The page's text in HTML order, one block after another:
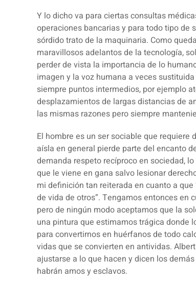
Y lo dicho va para ciertas consultas
operaciones bancarias y para todo tipo de
sórdido trato de la maquinaria. Como
maravillosos adelantos de la tecnología,
perder de vista la importancia de lo
imagen y la voz humana a veces
siempre puntos intermedios, por ejemplo
desplazamientos de largas distancias de
las mismas razones pero siempre
El hombre es un ser sociable que
aísla en general pierde parte del encanto
demanda respeto recíproco en sociedad,
que le viene en gana salvo lesionar
mi definición tan reiterada en cuanto a
de vida de otros”. Tengamos entonces en
pero de ningún modo aceptamos que la
una pintura que estimamos trágica donde
para convertirnos en huérfanos de todo
vidas que se convierten en antividas.
ajustarse a lo que hacen y dicen los
habrán amos y esclavos.